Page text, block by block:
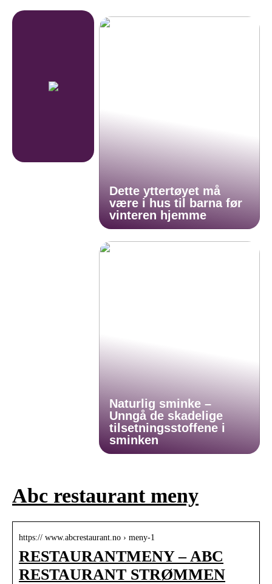
Dette yttertøyet må
være i hus til barna før
vinteren hjemme
Naturlig sminke –
Unngå de skadelige
tilsetningsstoffene i
sminken
Abc restaurant meny
https:// www.abcrestaurant.no › meny-1
RESTAURANTMENY – ABC
RESTAURANT STRØMMEN